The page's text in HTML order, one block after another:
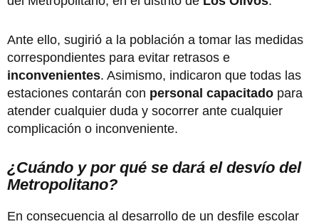
Ante ello, sugirió a la población a tomar las medidas
correspondientes para evitar retrasos e
inconvenientes. Asimismo, indicaron que todas las
estaciones contarán con personal capacitado para
atender cualquier duda y socorrer ante cualquier
complicación o inconveniente.
¿Cuándo y por qué se dará el desvío del
Metropolitano?
En consecuencia al desarrollo de un desfile escolar